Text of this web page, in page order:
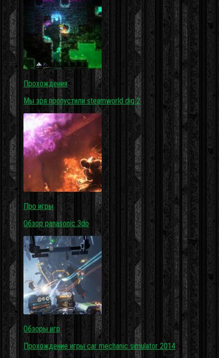
Прохождения
Мы зря пропустили steamworld dig 2
Про игры
Обзор panasonic 3do
Обзоры игр
Прохождение игры car mechanic simulator 2014